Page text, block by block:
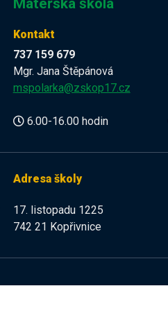
Mateřská škola
Kontakt
737 159 679
Mgr. Jana Štěpánová
mspolarka@zskop17.cz
6.00-16.00 hodin
Adresa školy
17. listopadu 1225
742 21 Kopřivnice